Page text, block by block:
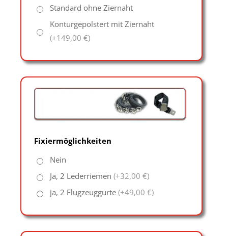
Standard ohne Ziernaht
Konturgepolstert mit Ziernaht
(+149,00 €)
Fixiermöglichkeiten
Nein
Ja, 2 Lederriemen (+32,00 €)
ja, 2 Flugzeuggurte (+49,00 €)